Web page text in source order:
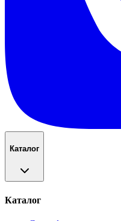
Каталог
Каталог